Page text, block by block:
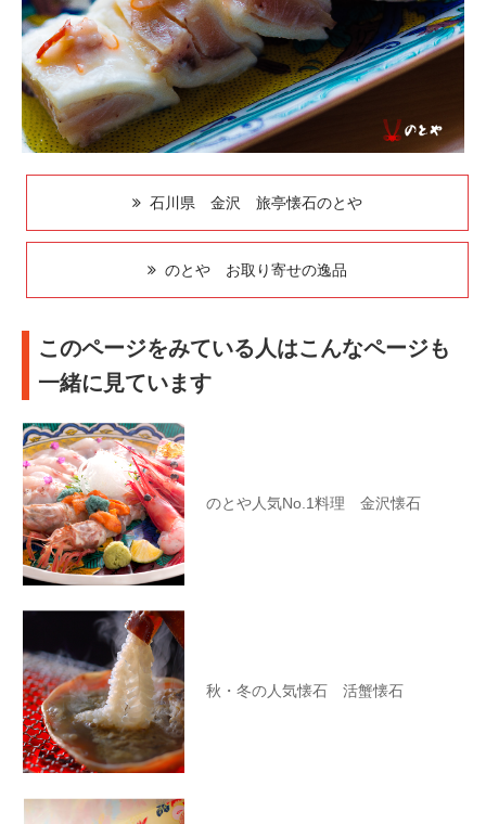
石川県 金沢 旅亭懐石のとや
のとや お取り寄せの逸品
このページをみている人はこんなページも
一緒に見ています
のとや人気No.1料理 金沢懐石
秋・冬の人気懐石 活蟹懐石